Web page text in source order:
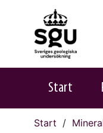
Start
Start